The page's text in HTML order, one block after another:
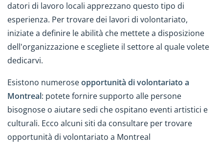
datori di lavoro locali apprezzano questo tipo di
esperienza. Per trovare dei lavori di volontariato,
iniziate a definire le abilità che mettete a disposizione
dell'organizzazione e scegliete il settore al quale volete
dedicarvi.
Esistono numeroseopportunità di volontariato a
Montreal: potete fornire supporto alle persone
bisognose o aiutare sedi che ospitano eventi artistici e
culturali. Ecco alcuni siti da consultare per trovare
opportunità di volontariato a Montreal